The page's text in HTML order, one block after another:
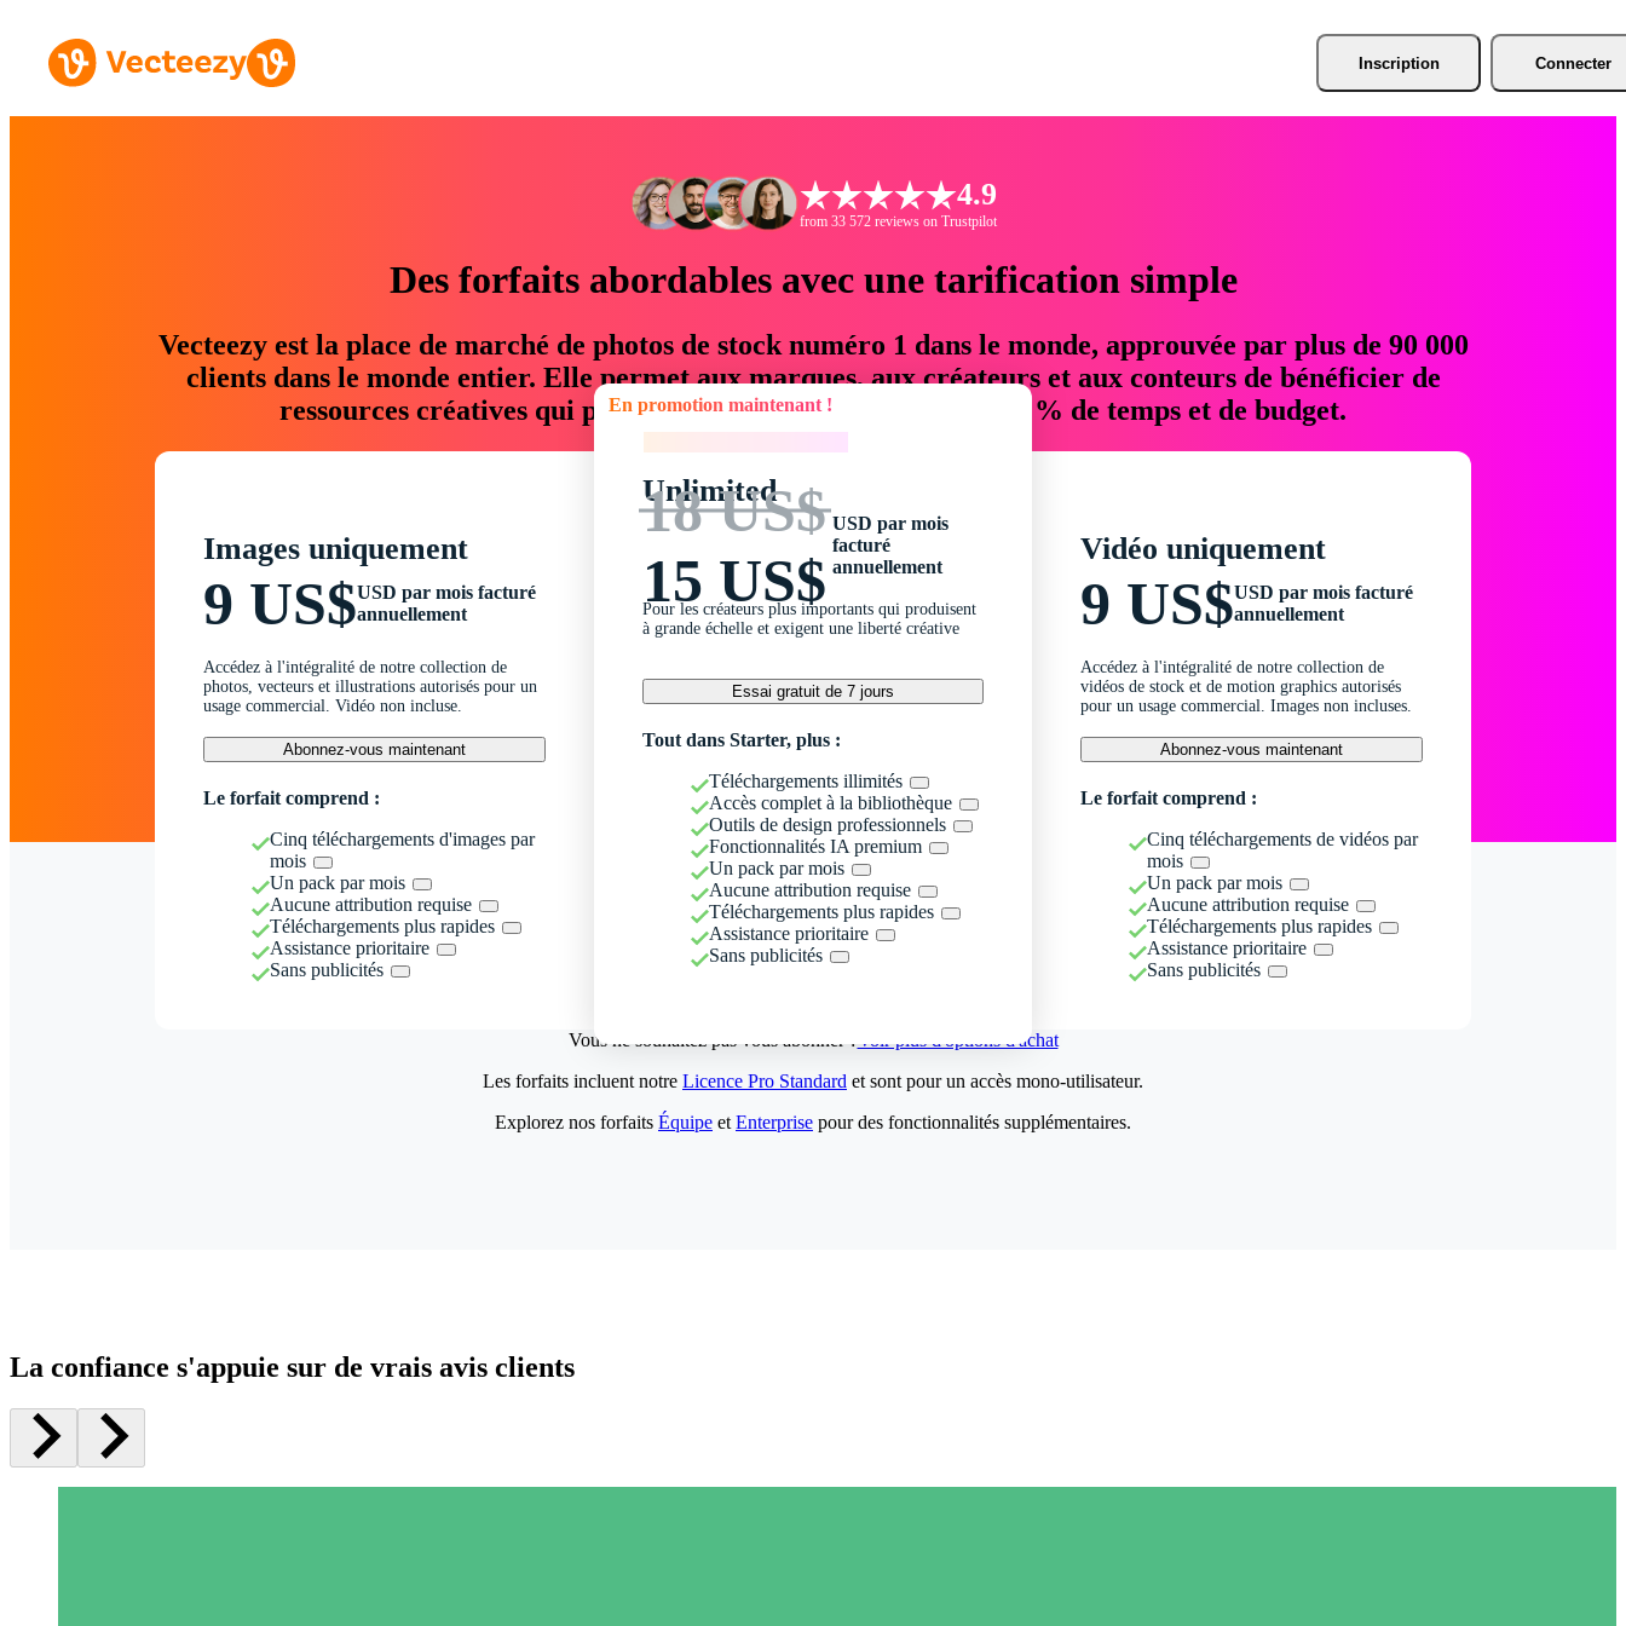
Inscription Connecter
4.9
from 33 572 reviews on Trustpilot
Des forfaits abordables avec une tarification simple
Vecteezy est la place de marché de photos de stock numéro 1 dans le monde, approuvée par plus de 90 000
clients dans le monde entier. Elle permet aux marques, aux créateurs et aux conteurs de bénéficier de
ressources créatives qui permettent d'économiser jusqu'à 76 % de temps et de budget.
Images uniquement
9 US$USD par mois facturé
annuellement
Accédez à l'intégralité de notre collection de
photos, vecteurs et illustrations autorisés pour un
usage commercial. Vidéo non incluse.
Abonnez-vous maintenant
Le forfait comprend :
Cinq téléchargements d'images par
mois
Un pack par mois
Aucune attribution requise
Téléchargements plus rapides
Assistance prioritaire
Sans publicités
En promotion maintenant !
Unlimited
18 US$
15 US$
USD par mois
facturé
annuellement
Pour les créateurs plus importants qui produisent
à grande échelle et exigent une liberté créative
Essai gratuit de 7 jours
Tout dans Starter, plus :
Téléchargements illimités
Accès complet à la bibliothèque
Outils de design professionnels
Fonctionnalités IA premium
Un pack par mois
Aucune attribution requise
Téléchargements plus rapides
Assistance prioritaire
Sans publicités
Vidéo uniquement
9 US$USD par mois facturé
annuellement
Accédez à l'intégralité de notre collection de
vidéos de stock et de motion graphics autorisés
pour un usage commercial. Images non incluses.
Abonnez-vous maintenant
Le forfait comprend :
Cinq téléchargements de vidéos par
mois
Un pack par mois
Aucune attribution requise
Téléchargements plus rapides
Assistance prioritaire
Sans publicités
Vous ne souhaitez pas vous abonner ?Voir plus d'options d'achat
Les forfaits incluent notre Licence Pro Standard et sont pour un accès mono-utilisateur.
Explorez nos forfaits Équipe et Enterprise pour des fonctionnalités supplémentaires.
La confiance s'appuie sur de vrais avis clients